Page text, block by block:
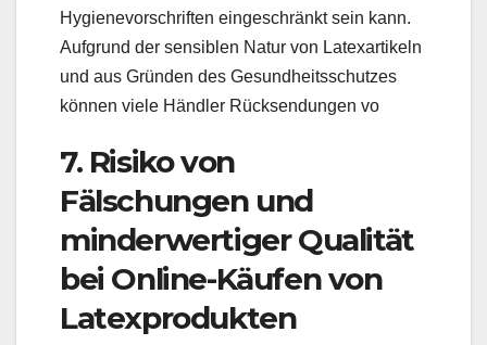
Hygienevorschriften eingeschränkt sein kann.
Aufgrund der sensiblen Natur von Latexartikeln
und aus Gründen des Gesundheitsschutzes
können viele Händler Rücksendungen vo
7. Risiko von
Fälschungen und
minderwertiger Qualität
bei Online-Käufen von
Latexprodukten